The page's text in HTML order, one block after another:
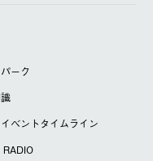
ーク
ベントタイムライン